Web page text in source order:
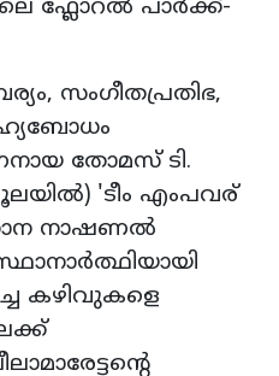
ഫ്ലോറൽ പാർക്ക്-
സംഗീതപ്രതിഭ,
തോമസ് ടി.
'ടീം എംപവര്
നാഷണൽ
കഴിവുകളെ